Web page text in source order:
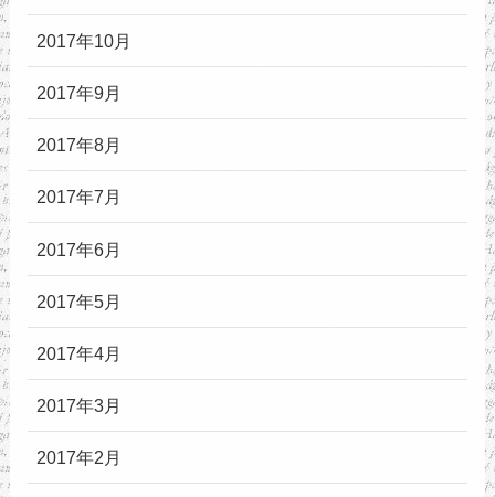
2017年10月
2017年9月
2017年8月
2017年7月
2017年6月
2017年5月
2017年4月
2017年3月
2017年2月